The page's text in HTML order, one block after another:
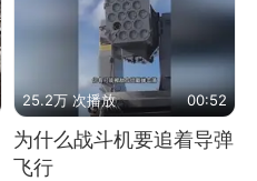
25.2万 次播放 00:52
为什么战斗机要追着导弹
飞行